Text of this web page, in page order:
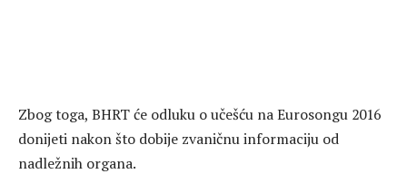
Zbog toga, BHRT će odluku o učešću na Eurosongu 2016
donijeti nakon što dobije zvaničnu informaciju od
nadležnih organa.